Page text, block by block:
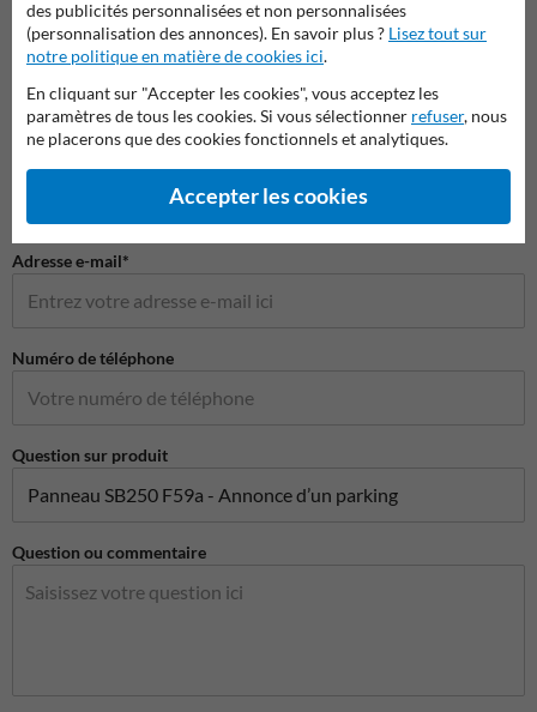
Poser votre question à Panneausignalisation.be
Nom*
Adresse e-mail*
Numéro de téléphone
Question sur produit
Question ou commentaire
des publicités personnalisées et non personnalisées
(personnalisation des annonces). En savoir plus ? Lisez tout sur
notre politique en matière de cookies ici.
En cliquant sur "Accepter les cookies", vous acceptez les
paramètres de tous les cookies. Si vous sélectionner refuser, nous
ne placerons que des cookies fonctionnels et analytiques.
Accepter les cookies